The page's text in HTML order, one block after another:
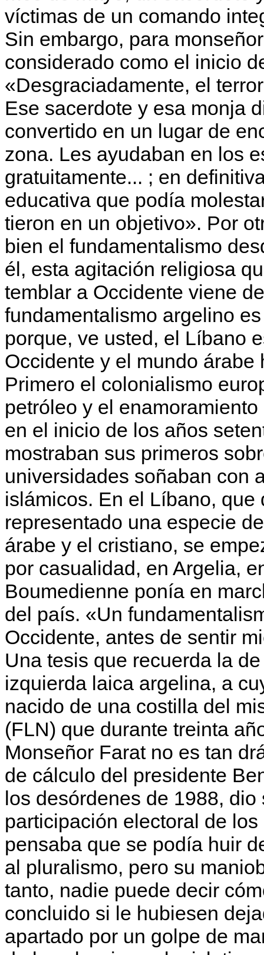
víctimas de un comando
Sin embargo, para
considera­do como el inicio
«Desgraciadamente, el
Ese sacerdote y esa monja
convertido en un lugar de
zona. Les ayudaban en los
gratuitamente... ; en
educativa que podía
tieron en un objetivo». Por
bien el fundamentalismo
él, esta agitación religiosa
temblar a Occidente vie­ne
fundamentalismo argelino
porque, ve usted, el Líbano
Occidente y el mundo
Primero el colonialismo
petróleo y el
en el inicio de los años
mostraban sus primeros
universidades soñaban con
islámicos. En el Líbano,
representado una especie
árabe y el cristiano, se
por casualidad, en Argelia,
Boumedienne ponía en
del país. «Un
Occidente, antes de sentir
Una tesis que recuer­da la
izquierda laica argelina, a
nacido de una costilla del
(FLN) que durante treinta
Monseñor Farat no es tan
de cálculo del presidente
los desórdenes de 1988,
participación electoral de
pensaba que se podía huir
al plu­ralismo, pero su
tanto, nadie puede decir
concluido si le hubiesen
apartado por un golpe de